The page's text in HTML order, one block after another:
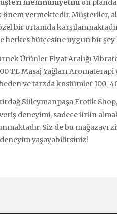
memnuniyetini ön
önem vermektedir. Müşteriler,
bir ortamda
herkes bütçesine uygun bir
Ürünler Fiyat Aralığı
TL Masaj Yağları Aromaterapi
ve tarzda kostümler 100-
Süleymanpaşa Erotik
deneyimi, sadece ürün
Siz de bu mağazayı
yaşayabilirsiniz!